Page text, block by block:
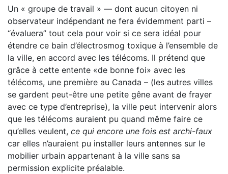
Un « groupe de travail » — dont aucun citoyen ni
observateur indépendant ne fera évidemment parti –
“évaluera” tout cela pour voir si ce sera idéal pour
étendre ce bain d’électrosmog toxique à l’ensemble de
la ville, en accord avec les télécoms. Il prétend que
grâce à cette entente «de bonne foi» avec les
télécoms, une première au Canada – (les autres villes
se gardent peut-être une petite gêne avant de frayer
avec ce type d’entreprise), la ville peut intervenir alors
que les télécoms auraient pu quand même faire ce
qu’elles veulent, ce qui encore une fois est archi-faux
car elles n’auraient pu installer leurs antennes sur le
mobilier urbain appartenant à la ville sans sa
permission explicite préalable.